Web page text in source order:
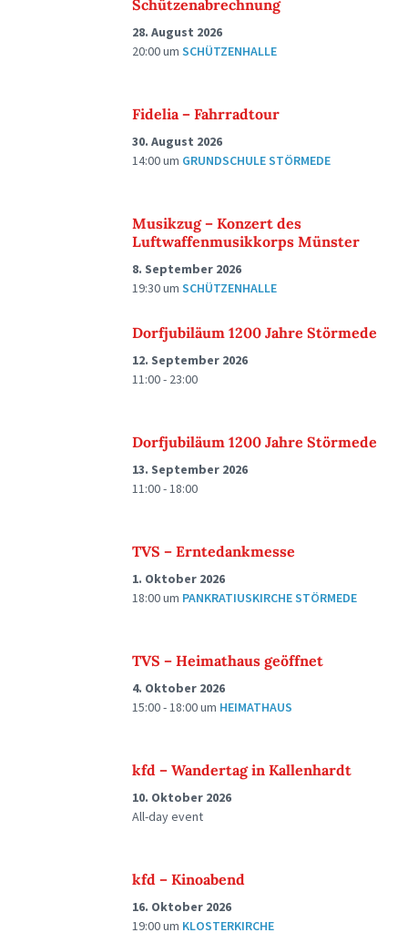
Schützenabrechnung
28. August 2026
20:00um SCHÜTZENHALLE
Fidelia – Fahrradtour
30. August 2026
14:00um GRUNDSCHULE STÖRMEDE
Musikzug – Konzert des
Luftwaffenmusikkorps Münster
8. September 2026
19:30um SCHÜTZENHALLE
Dorfjubiläum 1200 Jahre Störmede
12. September 2026
11:00 - 23:00
Dorfjubiläum 1200 Jahre Störmede
13. September 2026
11:00 - 18:00
TVS – Erntedankmesse
1. Oktober 2026
18:00um PANKRATIUSKIRCHE STÖRMEDE
TVS – Heimathaus geöffnet
4. Oktober 2026
15:00 - 18:00um HEIMATHAUS
kfd – Wandertag in Kallenhardt
10. Oktober 2026
All-day event
kfd – Kinoabend
16. Oktober 2026
19:00um KLOSTERKIRCHE